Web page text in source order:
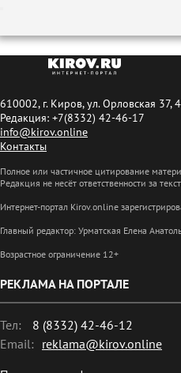
610002, г. Киров, ул. Орловская 37,
Редакция: +7(8332) 42-46-17
info@kirov.online
Контакты
Полное или частичное цитирование
Редакция не несёт ответственности за
Интернет-портал Kirov.online
Главный редактор: Урматская Елена
Возрастное ограничение 12+
РЕКЛАМА НА ПОРТАЛЕ
Тел:
8 (8332) 42-46-12
Email: reklama@kirov.online